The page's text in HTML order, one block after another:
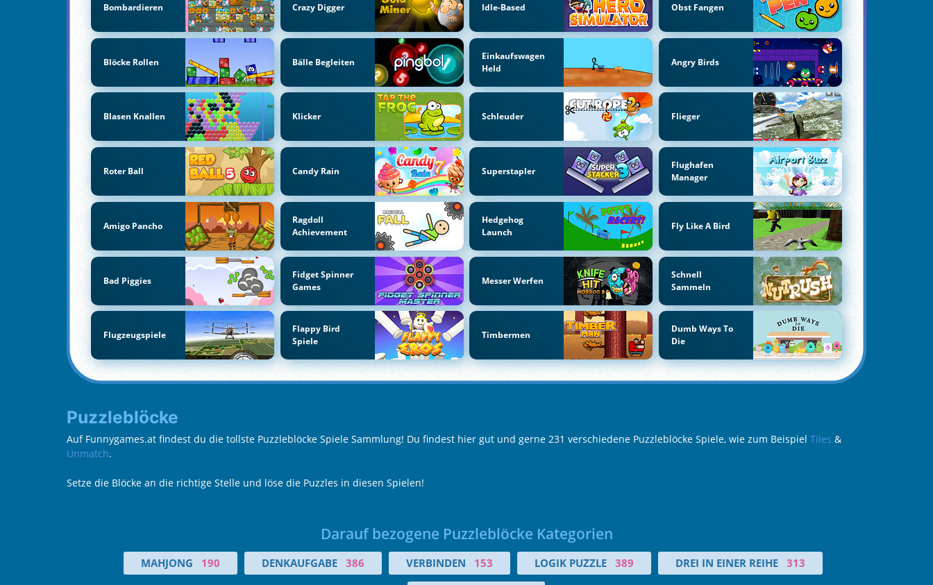
Bombardieren Crazy Digger Idle-Based Obst Fangen
Blöcke Rollen Bälle Begleiten
Einkaufswagen
Held
Angry Birds
Blasen Knallen Klicker Schleuder Flieger
Roter Ball Candy Rain Superstapler
Flughafen
Manager
Amigo Pancho
Ragdoll
Achievement
Hedgehog
Launch
Fly Like A Bird
Bad Piggies
Fidget Spinner
Games
Messer Werfen
Schnell
Sammeln
Flugzeugspiele
Flappy Bird
Spiele
Timbermen
Dumb Ways To
Die
Puzzleblöcke
Auf Funnygames.at findest du die tollste Puzzleblöcke Spiele Sammlung! Du findest hier gut und gerne 231 verschiedene Puzzleblöcke Spiele, wie zum Beispiel Tiles &
Unmatch.
Setze die Blöcke an die richtige Stelle und löse die Puzzles in diesen Spielen!
Darauf bezogene Puzzleblöcke Kategorien
MAHJONG 190 DENKAUFGABE 386 VERBINDEN 153 LOGIK PUZZLE 389 DREI IN EINER REIHE 313